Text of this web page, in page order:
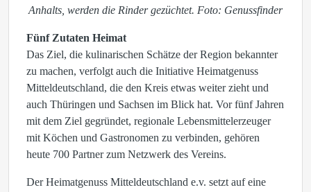
Anhalts, werden die Rinder gezüchtet. Foto: Genussfinder
Fünf Zutaten Heimat
Das Ziel, die kulinarischen Schätze der Region bekannter
zu machen, verfolgt auch die Initiative Heimatgenuss
Mitteldeutschland, die den Kreis etwas weiter zieht und
auch Thüringen und Sachsen im Blick hat. Vor fünf Jahren
mit dem Ziel gegründet, regionale Lebensmittelerzeuger
mit Köchen und Gastronomen zu verbinden, gehören
heute 700 Partner zum Netzwerk des Vereins.
Der Heimatgenuss Mitteldeutschland e.v. setzt auf eine